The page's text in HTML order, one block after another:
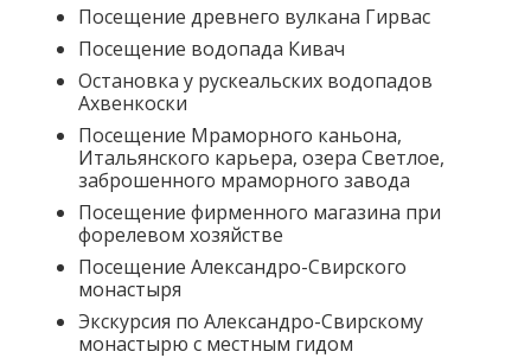
Посещение древнего вулкана Гирвас
Посещение водопада Кивач
Остановка у рускеальских водопадов
Ахвенкоски
Посещение Мраморного каньона,
Итальянского карьера, озера Светлое,
заброшенного мраморного завода
Посещение фирменного магазина при
форелевом хозяйстве
Посещение Александро-Свирского
монастыря
Экскурсия по Александро-Свирскому
монастырю с местным гидом